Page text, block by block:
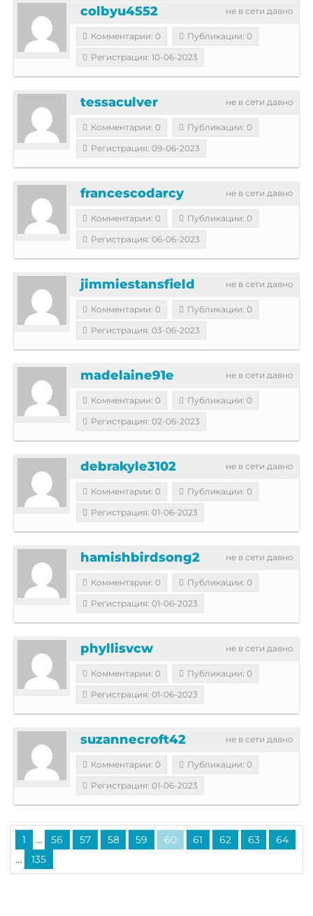
не в сети давно
colbyu4552
Комментарии: 0
Публикации: 0
Регистрация: 10-06-2023
не в сети давно
tessaculver
Комментарии: 0
Публикации: 0
Регистрация: 09-06-2023
не в сети давно
francescodarcy
Комментарии: 0
Публикации: 0
Регистрация: 06-06-2023
не в сети давно
jimmiestansfield
Комментарии: 0
Публикации: 0
Регистрация: 03-06-2023
не в сети давно
madelaine91e
Комментарии: 0
Публикации: 0
Регистрация: 02-06-2023
не в сети давно
debrakyle3102
Комментарии: 0
Публикации: 0
Регистрация: 01-06-2023
не в сети давно
hamishbirdsong2
Комментарии: 0
Публикации: 0
Регистрация: 01-06-2023
не в сети давно
phyllisvcw
Комментарии: 0
Публикации: 0
Регистрация: 01-06-2023
не в сети давно
suzannecroft42
Комментарии: 0
Публикации: 0
Регистрация: 01-06-2023
1 ... 56 57 58 59 60 61 62 63 64
... 135